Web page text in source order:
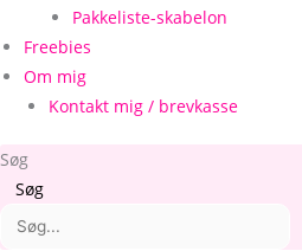
Pakkeliste-skabelon
Freebies
Om mig
Kontakt mig / brevkasse
Søg
Søg